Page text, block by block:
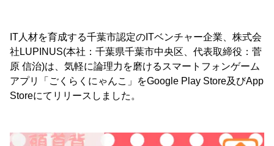
IT人材を育成する千葉市認定のITベンチャー企業、株式会
社LUPINUS(本社：千葉県千葉市中央区、代表取締役：菅
原 信治)は、気軽に論理力を磨けるスマートフォンゲーム
アプリ「ごくらくにゃんこ」をGoogle Play Store及びApp
Storeにてリリースしました。